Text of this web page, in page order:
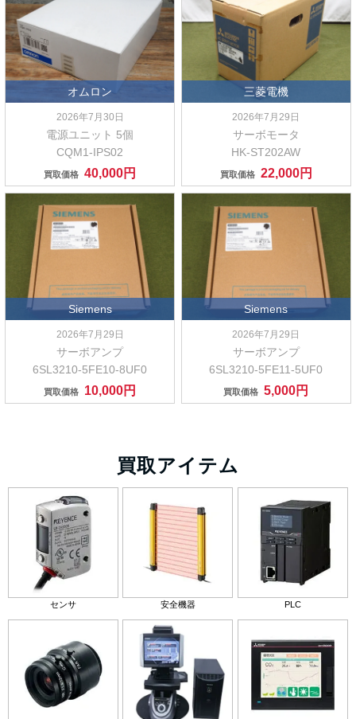
オムロン
2026年7月30日
電源ユニット 5個
CQM1-IPS02
買取価格 40,000円
三菱電機
2026年7月29日
サーボモータ
HK-ST202AW
買取価格 22,000円
Siemens
2026年7月29日
サーボアンプ
6SL3210-5FE10-8UF0
買取価格 10,000円
Siemens
2026年7月29日
サーボアンプ
6SL3210-5FE11-5UF0
買取価格 5,000円
買取アイテム
センサ 安全機器 PLC